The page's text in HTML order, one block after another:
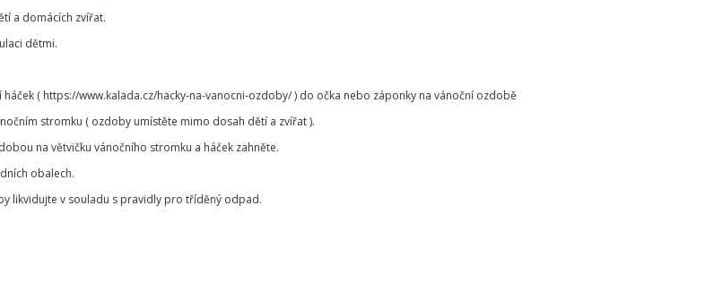
a domácích zvířat.
dětmi.
( https://www.kalada.cz/hacky-na-vanocni-ozdoby/ ) do očka nebo záponky na vánoční ozdobě
stromku ( ozdoby umístěte mimo dosah dětí a zvířat ).
na větvičku vánočního stromku a háček zahněte.
obalech.
likvidujte v souladu s pravidly pro tříděný odpad.